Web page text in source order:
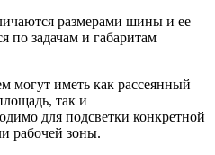
размерами шины и ее
по задачам и габаритам
могут иметь как рассеянный
так и
для подсветки конкретной
рабочей зоны.